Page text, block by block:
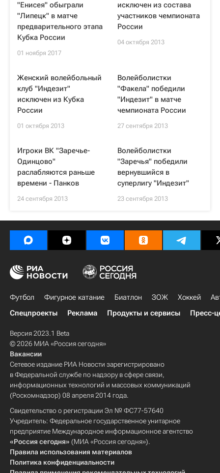
"Енисея" обыграли
"Липецк" в матче
предварительного этапа
Кубка России
01 ноября 2017
исключен из состава
участников чемпионата
России
04 октября 2013
Женский волейбольный
клуб "Индезит"
исключен из Кубка
России
01 октября 2013
Волейболистки
"Факела" победили
"Индезит" в матче
чемпионата России
27 сентября 2013
Игроки ВК "Заречье-
Одинцово"
раслабляются раньше
времени - Панков
24 сентября 2013
Волейболистки
"Заречья" победили
вернувшийся в
суперлигу "Индезит"
23 сентября 2013
Футбол Фигурное катание Биатлон ЗОЖ Хоккей
Спецпроекты
Реклама Продукты и сервисы Пресс-
Версия 2023.1 Beta
© 2026 МИА «Россия сегодня»
Вакансии
Сетевое издание РИА Новости зарегистрировано
в Федеральной службе по надзору в сфере связи,
информационных технологий и массовых коммуникаций
(Роскомнадзор) 08 апреля 2014 года.
Свидетельство о регистрации Эл № ФС77-57640
Учредитель: Федеральное государственное унитарное
предприятие Международное информационное агентство
«Россия сегодня» (МИА «Россия сегодня»).
Правила использования материалов
Политика конфиденциальности